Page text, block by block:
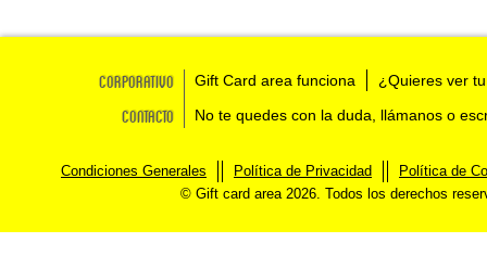
Corporativo Gift Card area funciona ¿Quieres ver
Contacto No te quedes con la duda, llámanos o
Condiciones Generales Política de Privacidad
Política de
© Gift card area 2026. Todos los derechos